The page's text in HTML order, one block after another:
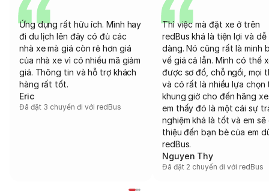
Ứng dụng rất hữu ích. Mình hay
đi du lịch lên đây có đủ các
nhà xe mà giá còn rẻ hơn giá
của nhà xe vì có nhiều mã giảm
giá. Thông tin và hỗ trợ khách
hàng rất tốt.
Eric
Đã đặt 3 chuyến đi với redBus
Thì việc mà đặt xe ở trên
redBus khá là tiện lợi và dễ
dàng. Nó cũng rất là minh
về giá cả lẫn. Mình có thể
được sơ đồ, chỗ ngồi, mọi
và có rất là nhiều lựa chọn
khung giờ cho đến hãng
em thấy đó là một cái sự
nghiệm khá là tốt và em sẽ
thiệu đến bạn bè của em
redBus.
Nguyen Thy
Đã đặt 2 chuyến đi với redBus